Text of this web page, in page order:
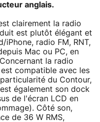
anglais.
clairement la radio
est plutôt élégant et
radio FM, RNT,
Mac ou PC, en
la radio
compatible avec les
du Contour,
également son dock
de l'écran LCD en
Côté son,
de 36 W RMS,